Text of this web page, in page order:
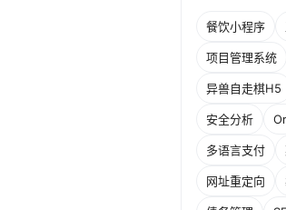
餐饮小程序
项目管理系统
异兽自走棋H5
安全分析
多语言支付
网址重定向